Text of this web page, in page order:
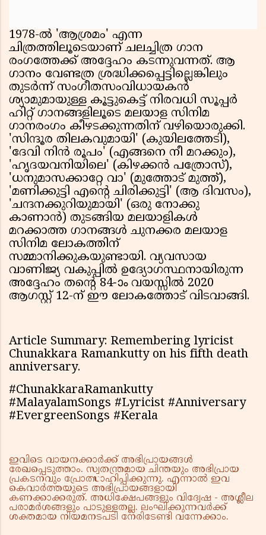
1978-ൽ 'ആശ്രമം' എന്ന
ചിത്രത്തിലൂടെയാണ് ചലച്ചിത്ര ഗാന
രംഗത്തേക്ക് അദ്ദേഹം കടന്നുവന്നത്. ആ
ഗാനം വേണ്ടത്ര ശ്രദ്ധിക്കപ്പെട്ടില്ലെങ്കിലും
തുടർന്ന് സംഗീതസംവിധായകൻ
ശ്യാമുമായുള്ള കൂട്ടുകെട്ട് നിരവധി സൂപ്പർ
ഹിറ്റ് ഗാനങ്ങളിലൂടെ മലയാള സിനിമ
ഗാനരംഗം കീഴടക്കുന്നതിന് വഴിയൊരുക്കി.
'സിന്ദൂര തിലകവുമായി' (കുയിലത്തേടി),
'ദേവി നിൻ രൂപം' (എങ്ങനെ നീ മറക്കും),
'ഹൃദയവനിയിലെ' (കിഴക്കൻ പത്രോസ്),
'ധനുമാസക്കാറ്റേ വാ' (മുത്തോട് മുത്ത്),
'മണിക്കുട്ടി എന്റെ ചിരിക്കുട്ടി' (ആ ദിവസം),
'ചന്ദനക്കുറിയുമായി' (ഒരു നോക്കു
കാണാൻ) തുടങ്ങിയ മലയാളികൾ
മറക്കാത്ത ഗാനങ്ങൾ ചുനക്കര മലയാള
സിനിമ ലോകത്തിന്
സമ്മാനിക്കുകയുണ്ടായി. വ്യവസായ
വാണിജ്യ വകുപ്പിൽ ഉദ്യോഗസ്ഥനായിരുന്ന
അദ്ദേഹം തന്റെ 84-ാം വയസ്സിൽ 2020
ആഗസ്റ്റ് 12-ന് ഈ ലോകത്തോട് വിടവാങ്ങി.
Article Summary: Remembering lyricist
Chunakkara Ramankutty on his fifth death
anniversary.
#ChunakkaraRamankutty
#MalayalamSongs #Lyricist #Anniversary
#EvergreenSongs #Kerala
ഇവിടെ വായനക്കാർക്ക് അഭിപ്രായങ്ങൾ
രേഖപ്പെടുത്താം. സ്വതന്ത്രമായ ചിന്തയും അഭിപ്രായ
പ്രകടനവും പ്രോത്സാഹിപ്പിക്കുന്നു. എന്നാൽ ഇവ
കെവാർത്തയുടെ അഭിപ്രായങ്ങളായി
കണക്കാക്കരുത്. അധിക്ഷേപങ്ങളും വിദ്വേഷ - അശ്ലീല
പരാമർശങ്ങളും പാടുള്ളതല്ല. ലംഘിക്കുന്നവർക്ക്
ശക്തമായ നിയമനടപടി നേരിടേണ്ടി വന്നേക്കാം.